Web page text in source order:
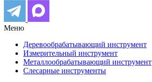
Меню
Деревообрабатывающий инструмент
Измерительный инструмент
Металлообрабатывающий инструмент
Слесарные инструменты